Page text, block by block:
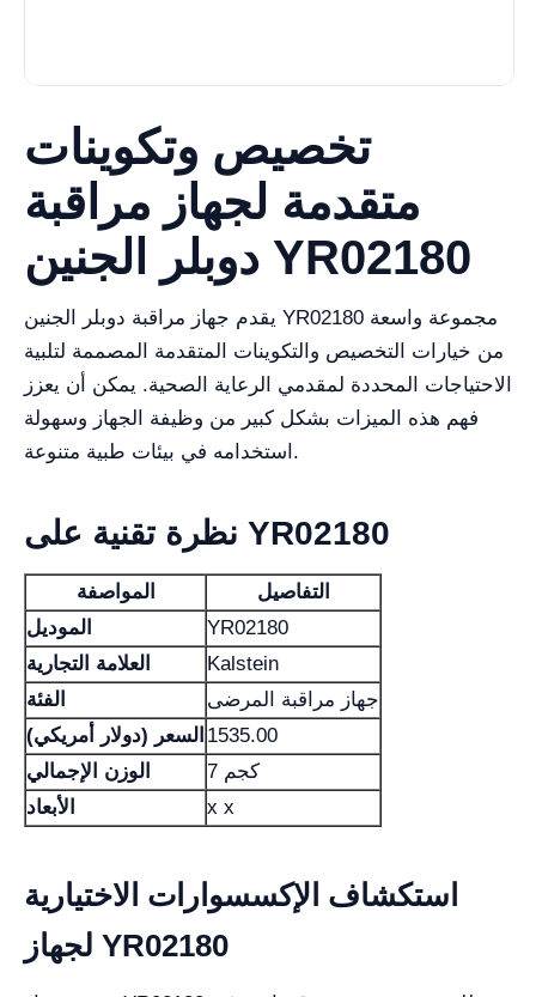
تخصيص وتكوينات
متقدمة لجهاز مراقبة
دوبلر الجنين YR02180
يقدم جهاز مراقبة دوبلر الجنين YR02180 مجموعة واسعة
من خيارات التخصيص والتكوينات المتقدمة المصممة لتلبية
الاحتياجات المحددة لمقدمي الرعاية الصحية. يمكن أن يعزز
فهم هذه الميزات بشكل كبير من وظيفة الجهاز وسهولة
استخدامه في بيئات طبية متنوعة.
نظرة تقنية على YR02180
المواصفة
التفاصيل
الموديل
YR02180
العلامة التجارية
Kalstein
الفئة
جهاز مراقبة المرضى
السعر (دولار أمريكي) 1535.00
الوزن الإجمالي
7 كجم
الأبعاد
x x
استكشاف الإكسسوارات الاختيارية
لجهاز YR02180